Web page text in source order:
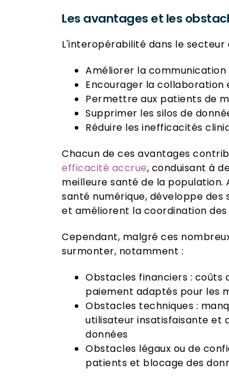
Les avantages et les
L'interopérabilité dans le
Améliorer la
Encourager la
Permettre aux patients de
Supprimer les silos de
Réduire les inefficacités
Chacun de ces avantages
efficacité accrue, conduisant à
meilleure santé de la population.
santé numérique, développe des
et améliorent la coordination des
Cependant, malgré ces
surmonter, notamment :
Obstacles financiers : coûts
paiement adaptés pour les
Obstacles techniques :
utilisateur insatisfaisante et
données
Obstacles légaux ou de
patients et blocage des